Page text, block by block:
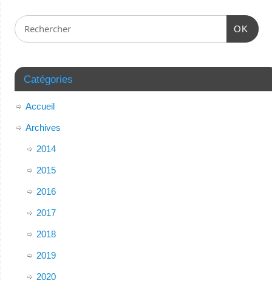
OK
Catégories
Accueil
Archives
2014
2015
2016
2017
2018
2019
2020